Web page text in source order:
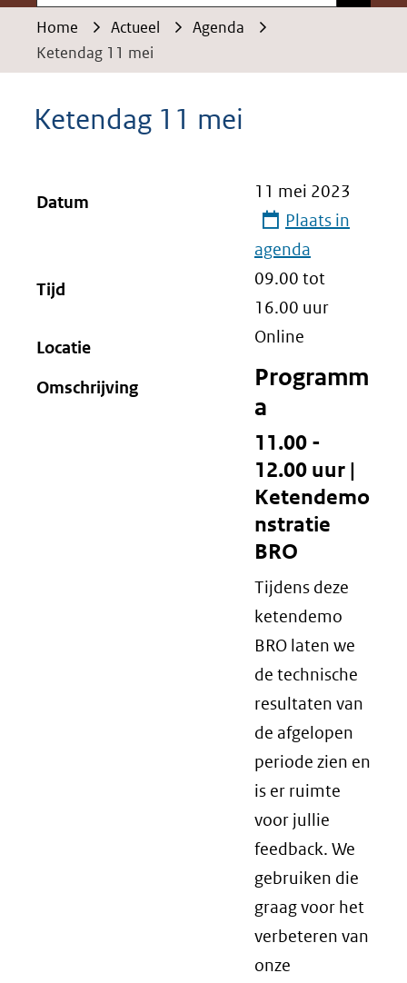
Home Actueel
Agenda
Ketendag 11 mei
Ketendag 11 mei
Datum
11 mei 2023
Plaats in
agenda
Tijd
09.00 tot
16.00 uur
Locatie
Online
Omschrijving
Programm
a
11.00 -
12.00 uur |
Ketendemo
nstratie
BRO
Tijdens deze
ketendemo
BRO laten we
de technische
resultaten van
de afgelopen
periode zien en
is er ruimte
voor jullie
feedback. We
gebruiken die
graag voor het
verbeteren van
onze